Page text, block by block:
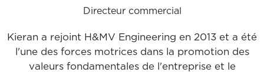
Directeur commercial
Kieran a rejoint H&MV Engineering en 2013 et a été
l'une des forces motrices dans la promotion des
valeurs fondamentales de l'entreprise et le